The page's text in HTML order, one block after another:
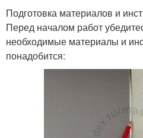
Подготовка материалов и
Перед началом работ
необходимые материалы и
понадобится: